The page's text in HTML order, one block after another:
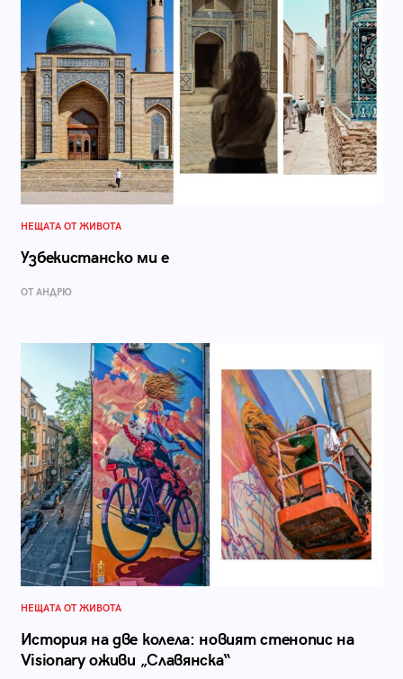
НЕЩАТА ОТ ЖИВОТА
Узбекистанско ми е
ОТ АНДРЮ
НЕЩАТА ОТ ЖИВОТА
История на две колела: новият стенопис на
Visionary оживи „Славянска“